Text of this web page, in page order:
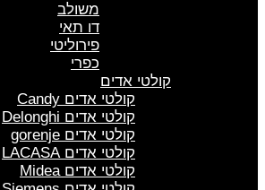
משולב
דו תאי
פירוליטי
כפרי
קולטי אדים
קולטי אדים Candy
קולטי אדים Delonghi
קולטי אדים gorenje
קולטי אדים LACASA
קולטי אדים Midea